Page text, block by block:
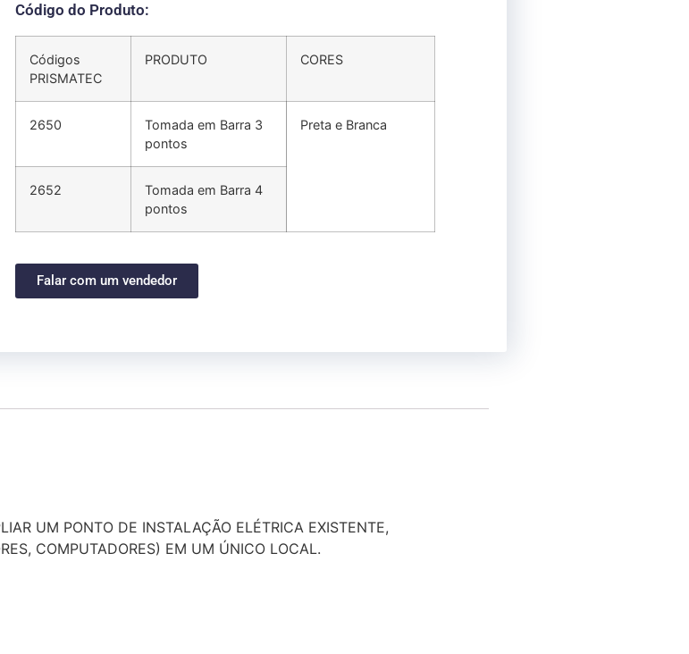
Código do Produto:
Códigos
PRISMATEC
PRODUTO CORES
2650
Tomada em Barra 3
pontos
Preta e Branca
2652
Tomada em Barra 4
pontos
Falar com um vendedor
UM PONTO DE INSTALAÇÃO ELÉTRICA EXISTENTE,
COMPUTADORES) EM UM ÚNICO LOCAL.